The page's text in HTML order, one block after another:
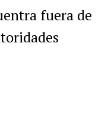
fuera de